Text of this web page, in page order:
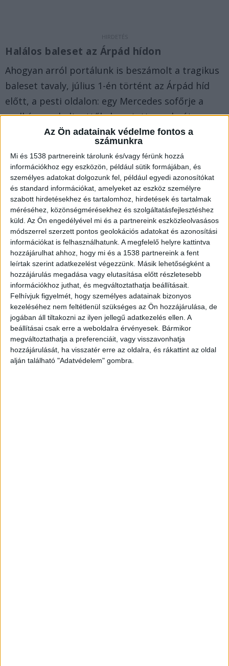
Az Ön adatainak védelme fontos a
számunkra
Mi és 1538 partnereink tárolunk és/vagy férünk hozzá
információkhoz egy eszközön, például sütik formájában, és
személyes adatokat dolgozunk fel, például egyedi azonosítókat
és standard információkat, amelyeket az eszköz személyre
szabott hirdetésekhez és tartalomhoz, hirdetések és tartalmak
méréséhez, közönségmérésekhez és szolgáltatásfejlesztéshez
küld. Az Ön engedélyével mi és a partnereink eszközleolvasásos
módszerrel szerzett pontos geolokációs adatokat és azonosítási
információkat is felhasználhatunk. A megfelelő helyre kattintva
hozzájárulhat ahhoz, hogy mi és a 1538 partnereink a fent
leírtak szerint adatkezelést végezzünk. Másik lehetőségként a
hozzájárulás megadása vagy elutasítása előtt részletesebb
információkhoz juthat, és megváltoztathatja beállításait.
Felhívjuk figyelmét, hogy személyes adatainak bizonyos
kezeléséhez nem feltétlenül szükséges az Ön hozzájárulása, de
jogában áll tiltakozni az ilyen jellegű adatkezelés ellen. A
beállításai csak erre a weboldalra érvényesek. Bármikor
megváltoztathatja a preferenciáit, vagy visszavonhatja
hozzájárulását, ha visszatér erre az oldalra, és rákattint az oldal
alján található "Adatvédelem" gombra.
Halálos baleset az Árpád hídon
Ahogyan arról portálunk is beszámolt a tragikus
baleset tavaly, július 1-én történt az Árpád híd
előtt, a pesti oldalon: egy Mercedes sofőrje a
padkára szaladt, ettől elvesztette uralmát a
kocsija felett. A nagy sebességgel haladó kocsi
ezért először áttörte a szalagkorlátot és
egyenesen a kerékpárútra rohant, ahol elgázolta
a békésen kerekező I. Benjámint, majd nekiment
a mellette haladó BMW-nek, ami szintén kibillent
az egyensúlyából, a két kocsi pedig hosszú
tízmétereken keresztül pörgött
irányíthatatlanul.